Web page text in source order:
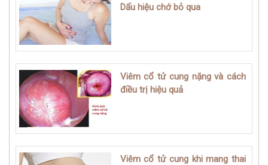
Dấu hiệu chớ bỏ qua
Viêm cổ tử cung nặng và cách
điều trị hiệu quả
Viêm cổ tử cung khi mang thai